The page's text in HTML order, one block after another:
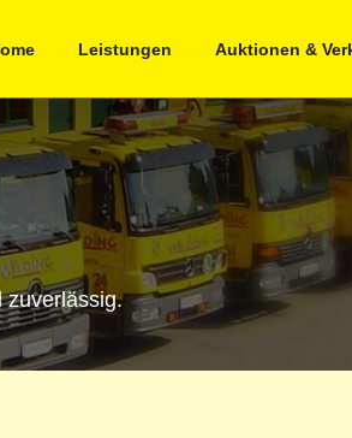
Leistungen Auktionen &
zuverlässig.